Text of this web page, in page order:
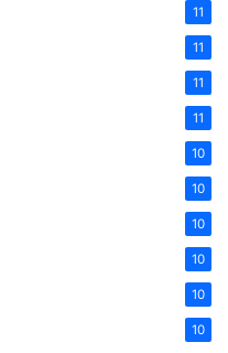
11
11
11
11
10
10
10
10
10
10